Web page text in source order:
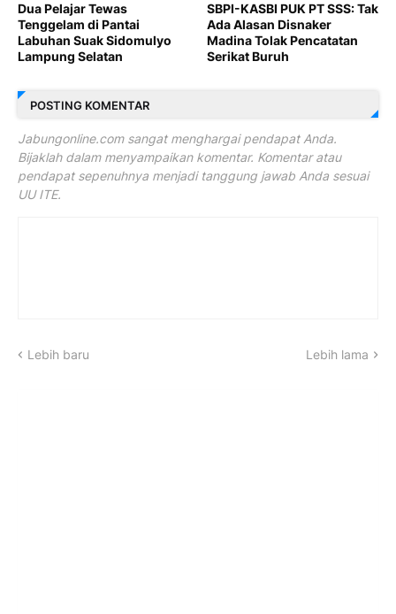
Dua Pelajar Tewas
Tenggelam di Pantai
Labuhan Suak Sidomulyo
Lampung Selatan
SBPI-KASBI PUK PT SSS: Tak
Ada Alasan Disnaker
Madina Tolak Pencatatan
Serikat Buruh
POSTING KOMENTAR
Jabungonline.com sangat menghargai pendapat Anda.
Bijaklah dalam menyampaikan komentar. Komentar atau
pendapat sepenuhnya menjadi tanggung jawab Anda sesuai
UU ITE.
Lebih baru Lebih lama